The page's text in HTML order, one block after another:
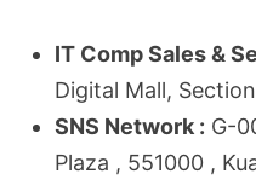
IT Comp Sales &
Digital Mall,
SNS Network : G-
Plaza , 551000 ,